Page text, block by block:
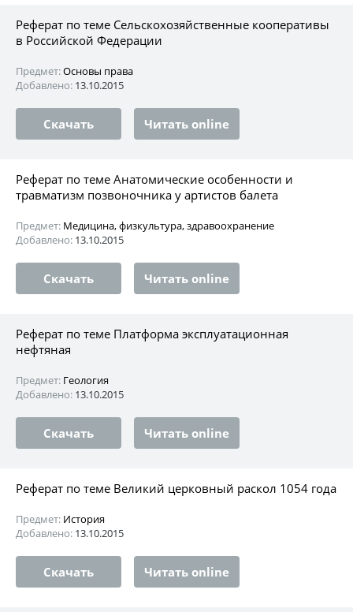
Реферат по теме Сельскохозяйственные кооперативы
в Российской Федерации
Предмет:Основы права
Добавлено: 13.10.2015
Скачать Читать online
Реферат по теме Анатомические особенности и
травматизм позвоночника у артистов балета
Предмет: Медицина, физкультура, здравоохранение
Добавлено: 13.10.2015
Скачать Читать online
Реферат по теме Платформа эксплуатационная
нефтяная
Предмет: Геология
Добавлено: 13.10.2015
Скачать Читать online
Реферат по теме Великий церковный раскол 1054 года
Предмет: История
Добавлено: 13.10.2015
Скачать Читать online